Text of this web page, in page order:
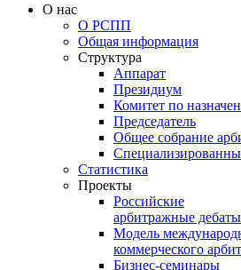
О нас
О РСПП
Общая информация
Структура
Аппарат
Президиум
Комитет по
Председатель
Общее собрание
Статистика
Проекты
Российские
арбитражные дебаты
Модель
коммерческого
Бизнес-семинары